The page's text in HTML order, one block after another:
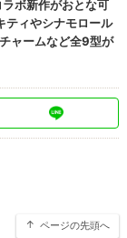
ページの先頭へ